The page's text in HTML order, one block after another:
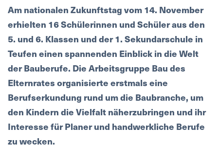
Am nationalen Zukunftstag vom 14. November
erhielten 16 Schülerinnen und Schüler aus den
5. und 6. Klassen und der 1. Sekundarschule in
Teufen einen spannenden Einblick in die Welt
der Bauberufe. Die Arbeitsgruppe Bau des
Elternrates organisierte erstmals eine
Berufserkundung rund um die Baubranche, um
den Kindern die Vielfalt näherzubringen und ihr
Interesse für Planer und handwerkliche Berufe
zu wecken.